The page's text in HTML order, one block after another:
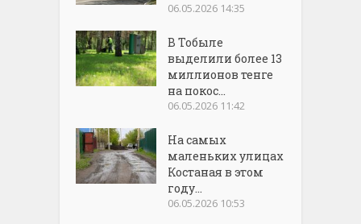
06.05.2026 14:35
В Тобыле
выделили более 13
миллионов тенге
на покос...
06.05.2026 11:42
На самых
маленьких улицах
Костаная в этом
году...
06.05.2026 10:53